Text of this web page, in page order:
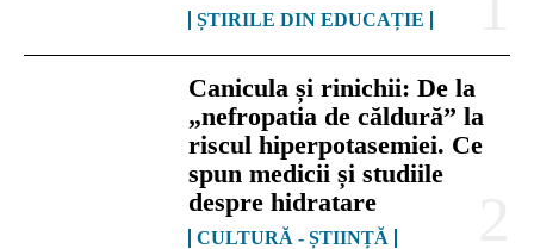
ȘTIRILE DIN EDUCAȚIE
Canicula și rinichii: De la
„nefropatia de căldură” la
riscul hiperpotasemiei. Ce
spun medicii și studiile
despre hidratare
CULTURĂ - ȘTIINȚĂ